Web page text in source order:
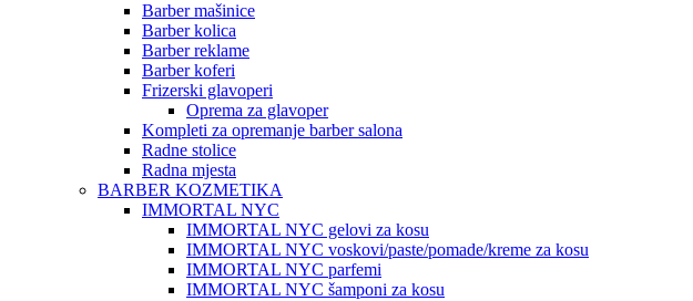
Barber mašinice
Barber kolica
Barber reklame
Barber koferi
Frizerski glavoperi
Oprema za glavoper
Kompleti za opremanje barber salona
Radne stolice
Radna mjesta
BARBER KOZMETIKA
IMMORTAL NYC
IMMORTAL NYC gelovi za kosu
IMMORTAL NYC voskovi/paste/pomade/kreme za kosu
IMMORTAL NYC parfemi
IMMORTAL NYC šamponi za kosu